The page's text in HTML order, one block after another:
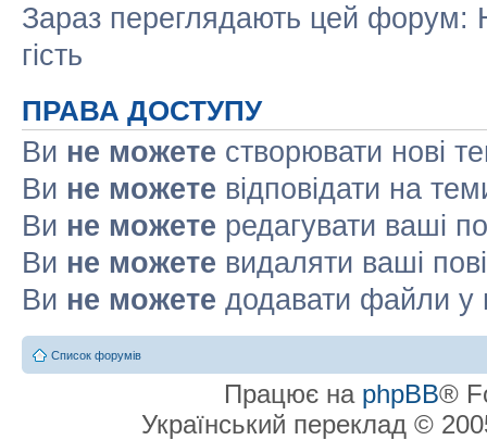
Зараз переглядають цей форум:
гість
ПРАВА ДОСТУПУ
Ви не можете створювати нові
Ви не можете відповідати на
Ви не можете редагувати ваші
Ви не можете видаляти ваші
Ви не можете додавати файли у
Список форумів
Працює на phpBB®
Український переклад ©